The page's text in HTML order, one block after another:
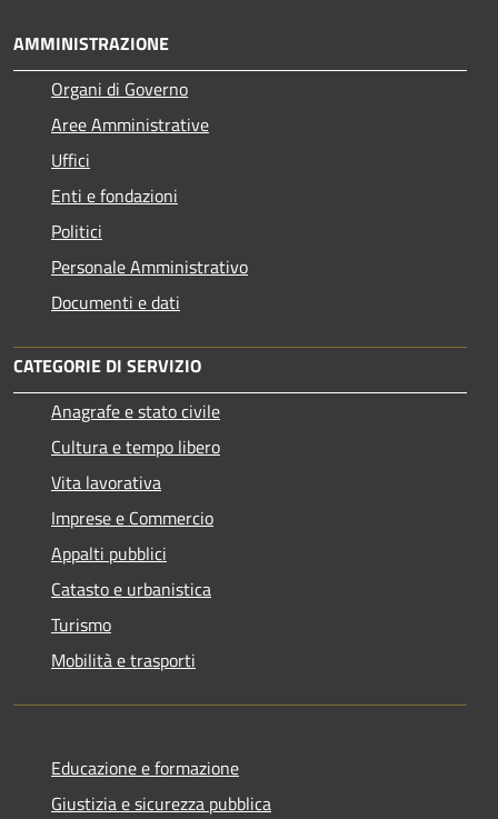
AMMINISTRAZIONE
Organi di Governo
Aree Amministrative
Uffici
Enti e fondazioni
Politici
Personale Amministrativo
Documenti e dati
CATEGORIE DI SERVIZIO
Anagrafe e stato civile
Cultura e tempo libero
Vita lavorativa
Imprese e Commercio
Appalti pubblici
Catasto e urbanistica
Turismo
Mobilità e trasporti
Educazione e formazione
Giustizia e sicurezza pubblica